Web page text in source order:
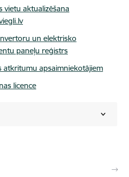
vietu aktualizēšana
un elektrisko
paneļu reģistrs
atkritumu apsaimniekotājiem
licence